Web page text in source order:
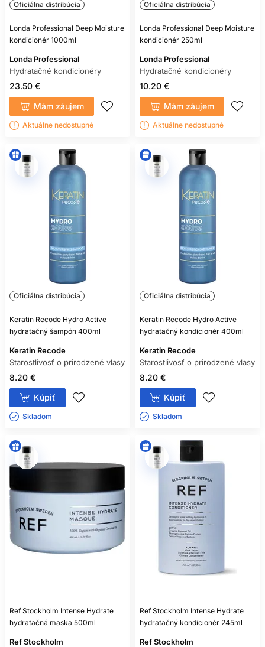
Oficiálna distribúcia
Londa Professional Deep Moisture
kondicionér 1000ml
Londa Professional
Hydratačné kondicionéry
23.50 €
Mám záujem
Aktuálne nedostupné
Oficiálna distribúcia
Londa Professional Deep Moisture
kondicionér 250ml
Londa Professional
Hydratačné kondicionéry
10.20 €
Mám záujem
Aktuálne nedostupné
Oficiálna distribúcia
Keratin Recode Hydro Active
hydratačný šampón 400ml
Keratin Recode
Starostlivosť o prirodzené vlasy
8.20 €
Kúpiť
Skladom ㅤ
Oficiálna distribúcia
Keratin Recode Hydro Active
hydratačný kondicionér 400ml
Keratin Recode
Starostlivosť o prirodzené vlasy
8.20 €
Kúpiť
Skladom ㅤ
Ref Stockholm Intense Hydrate
hydratačná maska 500ml
Ref Stockholm
Ref Stockholm Intense Hydrate
hydratačný kondicionér 245ml
Ref Stockholm